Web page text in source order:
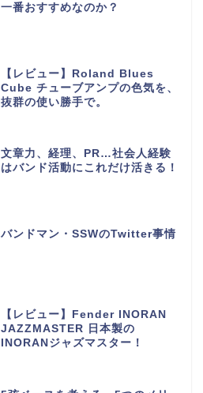
一番おすすめなのか？
【レビュー】Roland Blues
Cube チューブアンプの色気を、
抜群の使い勝手で。
文章力、経理、PR…社会人経験
はバンド活動にこれだけ活きる！
バンドマン・SSWのTwitter事情
【レビュー】Fender INORAN
JAZZMASTER 日本製の
INORANジャズマスター！